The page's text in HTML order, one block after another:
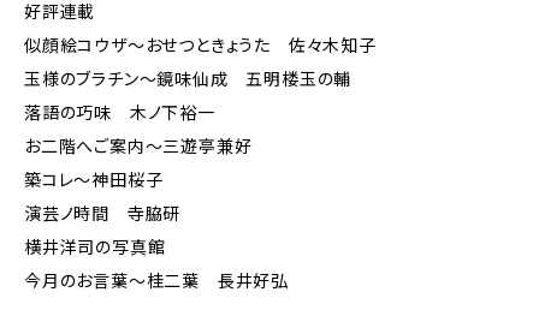
好評連載
似顔絵コウザ～おせつときょうた 佐々木知子
玉様のブラチン〜鏡味仙成 五明楼玉の輔
落語の巧味 木ノ下裕一
お二階へご案内～三遊亭兼好
築コレ～神田桜子
演芸ノ時間 寺脇研
横井洋司の写真館
今月のお言葉～桂二葉 長井好弘